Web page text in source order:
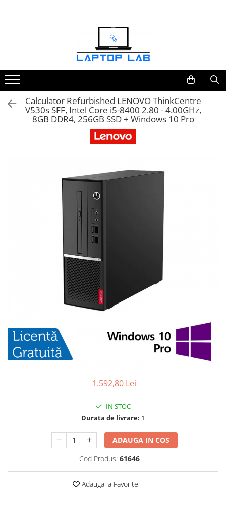
Mouseuri
Încărcătoare
Calculator Refurbished LENOVO ThinkCentre
V530s SFF, Intel Core i5-8400 2.80 - 4.00GHz,
8GB DDR4, 256GB SSD + Windows 10 Pro
1.592,80 Lei
IN STOC
Durata de livrare: 1
ADAUGA IN COS
Cod Produs: 61646
Adauga la Favorite